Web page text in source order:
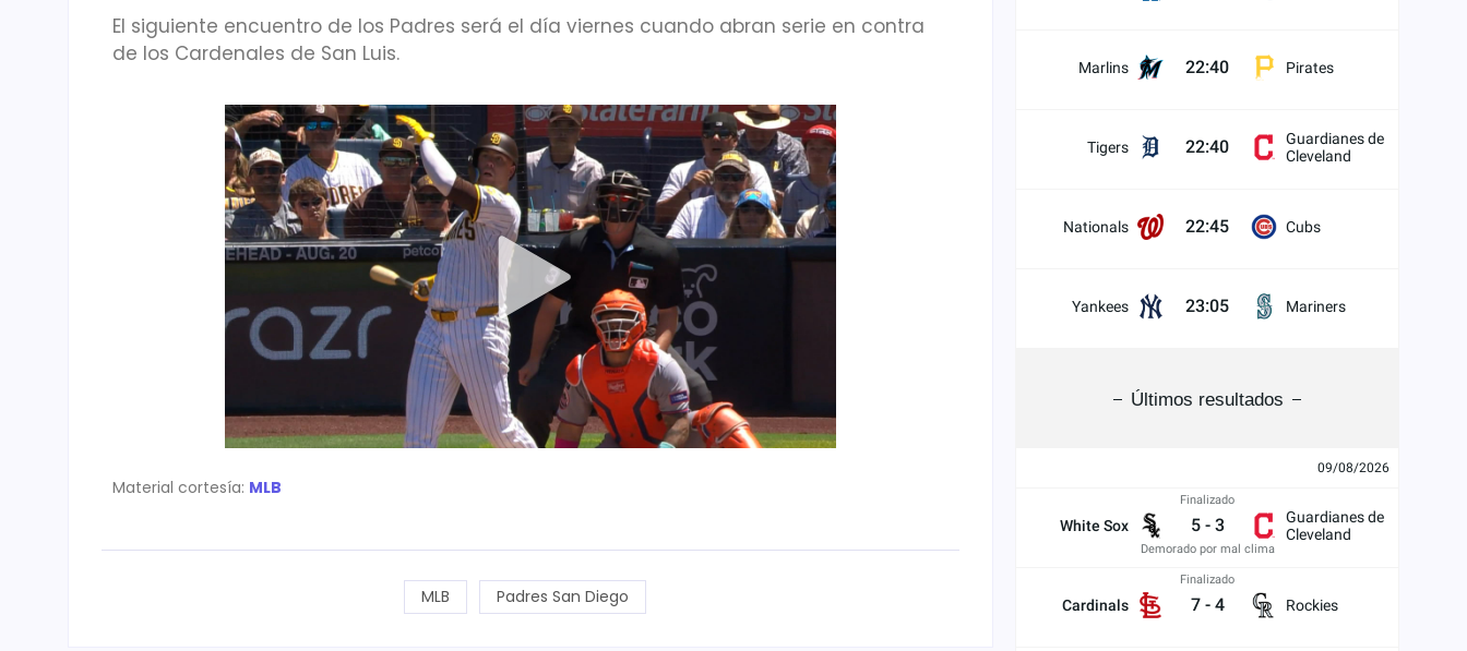
El siguiente encuentro de los Padres será el día viernes cuando abran serie en contra
de los Cardenales de San Luis.
Material cortesía: MLB
MLB Padres San Diego
Marlins 22:40 Pirates
Tigers 22:40
Guardianes de
Cleveland
Nationals 22:45 Cubs
Yankees 23:05 Mariners
Últimos resultados
09/08/2026
White Sox
Finalizado
5 - 3
Demorado por mal clima
Guardianes de
Cleveland
Cardinals
Finalizado
7 - 4 Rockies